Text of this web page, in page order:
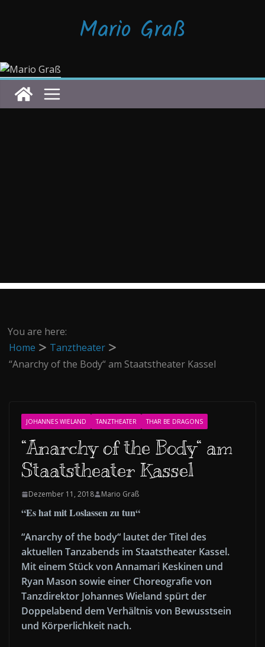
Mario Graß
You are here:
Home
Tanztheater
“Anarchy of the Body“ am Staatstheater Kassel
JOHANNES WIELAND TANZTHEATER THAR BE DRAGONS
“Anarchy of the Body“ am
Staatstheater Kassel
Dezember 11, 2018 Mario Graß
“Es hat mit Loslassen zu tun“
“Anarchy of the body“ lautet der Titel des
aktuellen Tanzabends im Staatstheater Kassel.
Mit einem Stück von Annamari Keskinen und
Ryan Mason sowie einer Choreografie von
Tanzdirektor Johannes Wieland spürt der
Doppelabend dem Verhältnis von Bewusstsein
und Körperlichkeit nach.